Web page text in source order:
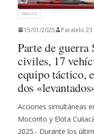
ENGLISH
15/01/2025 Paralelo 23
Parte de guerra
civiles, 17
equipo táctico,
dos
Acciones simultáneas
Mocorito y Elota
2025.- Durante los